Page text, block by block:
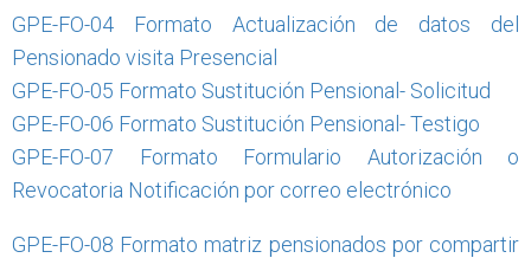
GPE-FO-04 Formato Actualización de datos del
Pensionado visita Presencial
GPE-FO-05 Formato Sustitución Pensional- Solicitud
GPE-FO-06 Formato Sustitución Pensional- Testigo
GPE-FO-07 Formato Formulario Autorización o
Revocatoria Notificación por correo electrónico
GPE-FO-08 Formato matriz pensionados por compartir